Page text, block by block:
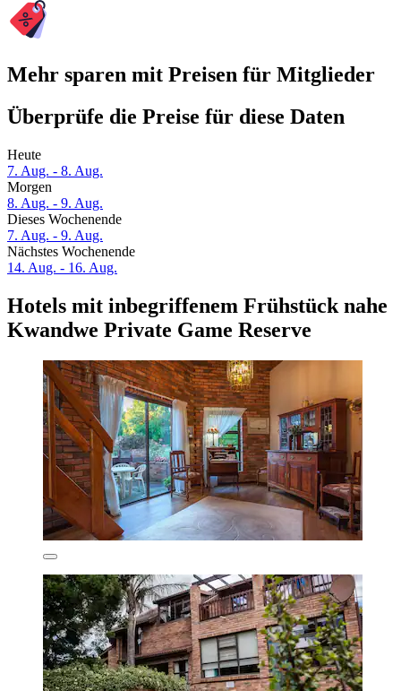
Mehr sparen mit Preisen für Mitglieder
Überprüfe die Preise für diese Daten
Heute
7. Aug. - 8. Aug.
Morgen
8. Aug. - 9. Aug.
Dieses Wochenende
7. Aug. - 9. Aug.
Nächstes Wochenende
14. Aug. - 16. Aug.
Hotels mit inbegriffenem Frühstück nahe
Kwandwe Private Game Reserve